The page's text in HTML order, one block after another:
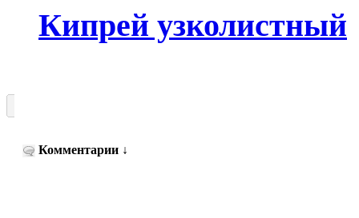
Кипрей узколистный
Комментарии ↓